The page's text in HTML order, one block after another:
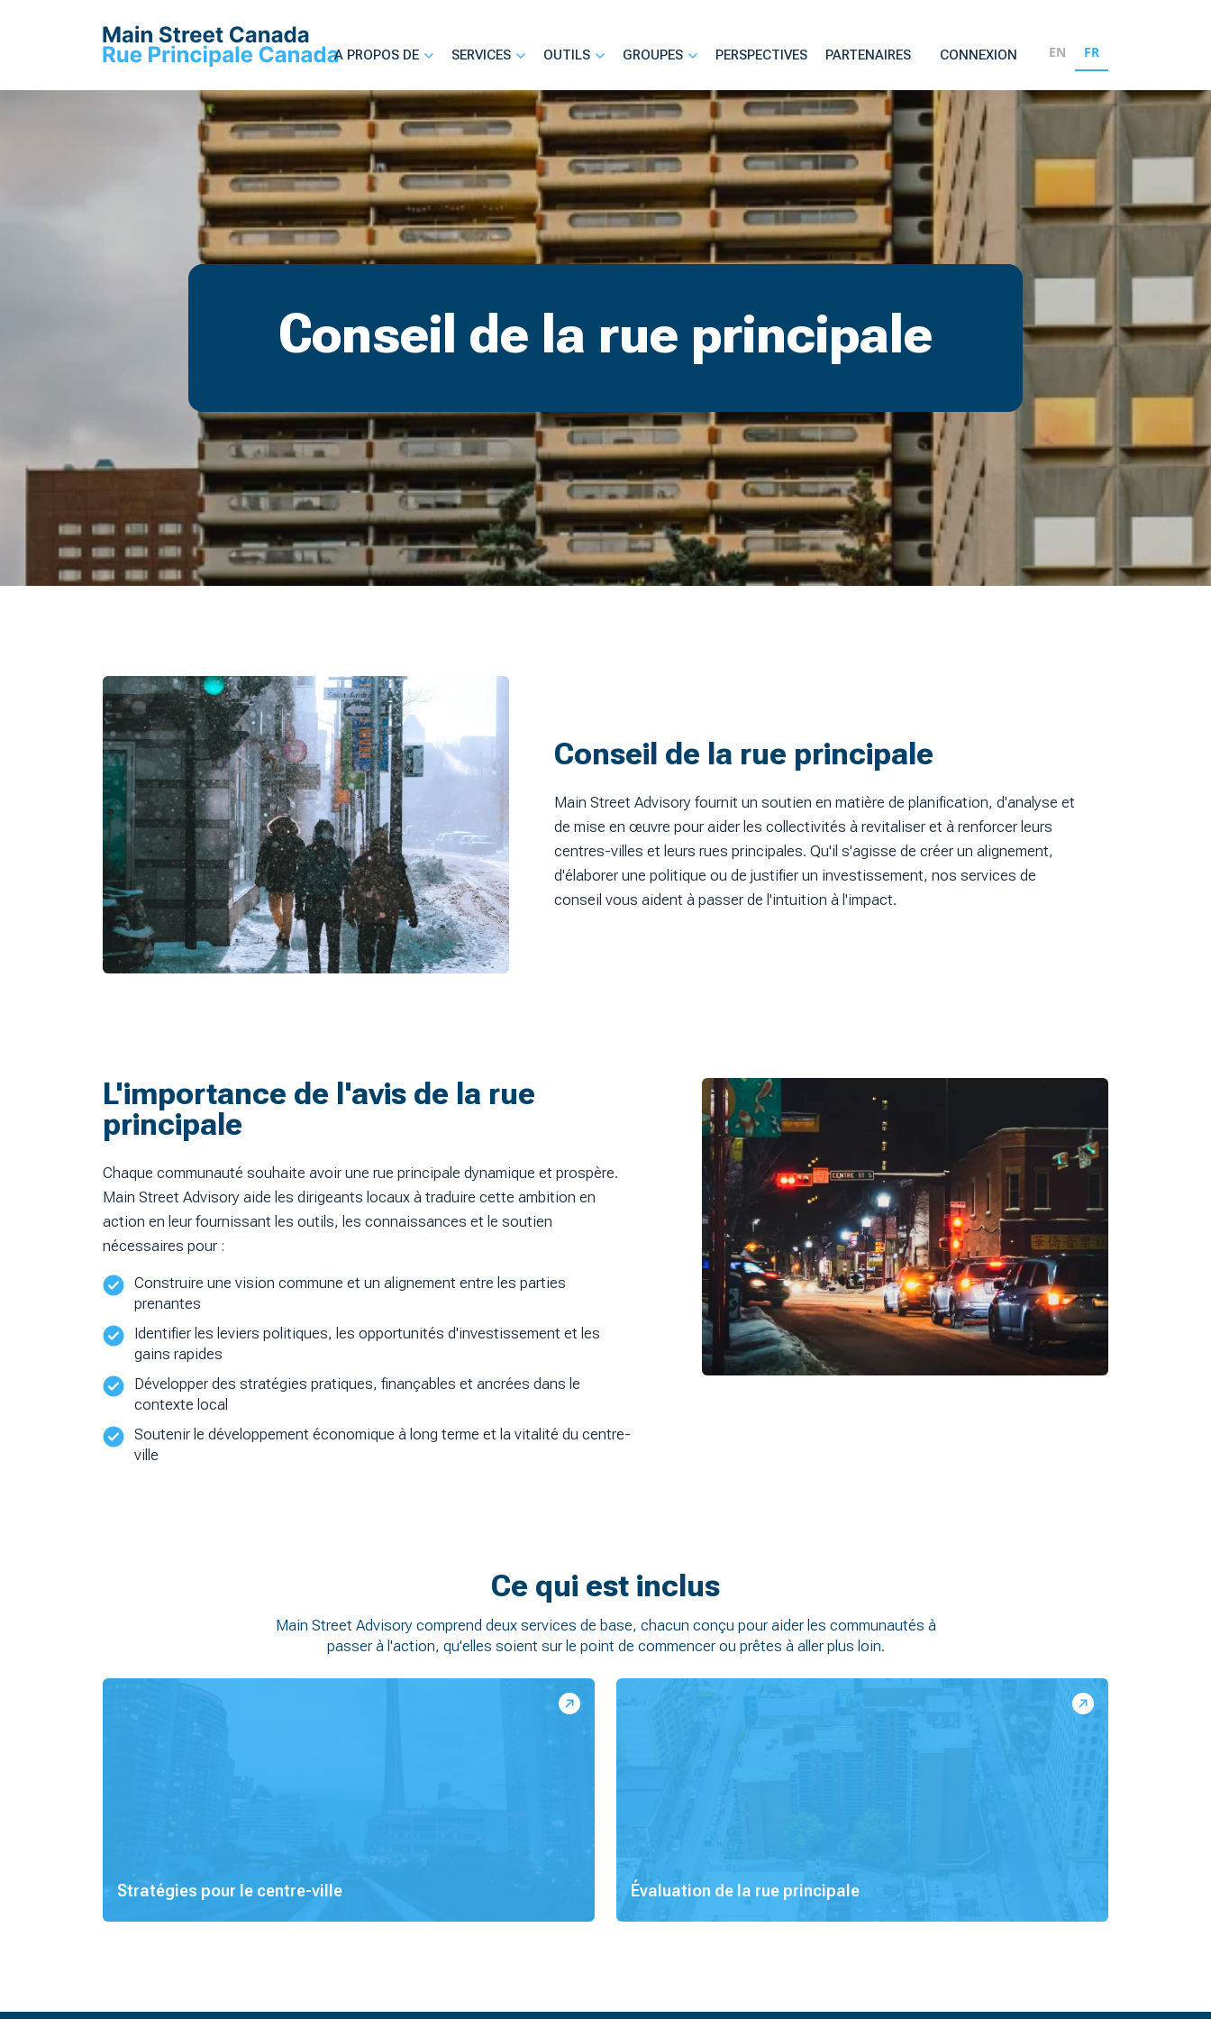
A PROPOS DE SERVICES OUTILS GROUPES PERSPECTIVES PARTENAIRES CONNEXION EN FR
Conseil de la rue principale
Conseil de la rue principale
Main Street Advisory fournit un soutien en matière de planification, d'analyse et
de mise en œuvre pour aider les collectivités à revitaliser et à renforcer leurs
centres-villes et leurs rues principales. Qu'il s'agisse de créer un alignement,
d'élaborer une politique ou de justifier un investissement, nos services de
conseil vous aident à passer de l'intuition à l'impact.
L'importance de l'avis de la rue
principale
Chaque communauté souhaite avoir une rue principale dynamique et prospère.
Main Street Advisory aide les dirigeants locaux à traduire cette ambition en
action en leur fournissant les outils, les connaissances et le soutien
nécessaires pour :
Construire une vision commune et un alignement entre les parties
prenantes
Identifier les leviers politiques, les opportunités d'investissement et les
gains rapides
Développer des stratégies pratiques, finançables et ancrées dans le
contexte local
Soutenir le développement économique à long terme et la vitalité du centre-
ville
Ce qui est inclus
Main Street Advisory comprend deux services de base, chacun conçu pour aider les communautés à
passer à l'action, qu'elles soient sur le point de commencer ou prêtes à aller plus loin.
Stratégies pour le centre-ville Évaluation de la rue principale